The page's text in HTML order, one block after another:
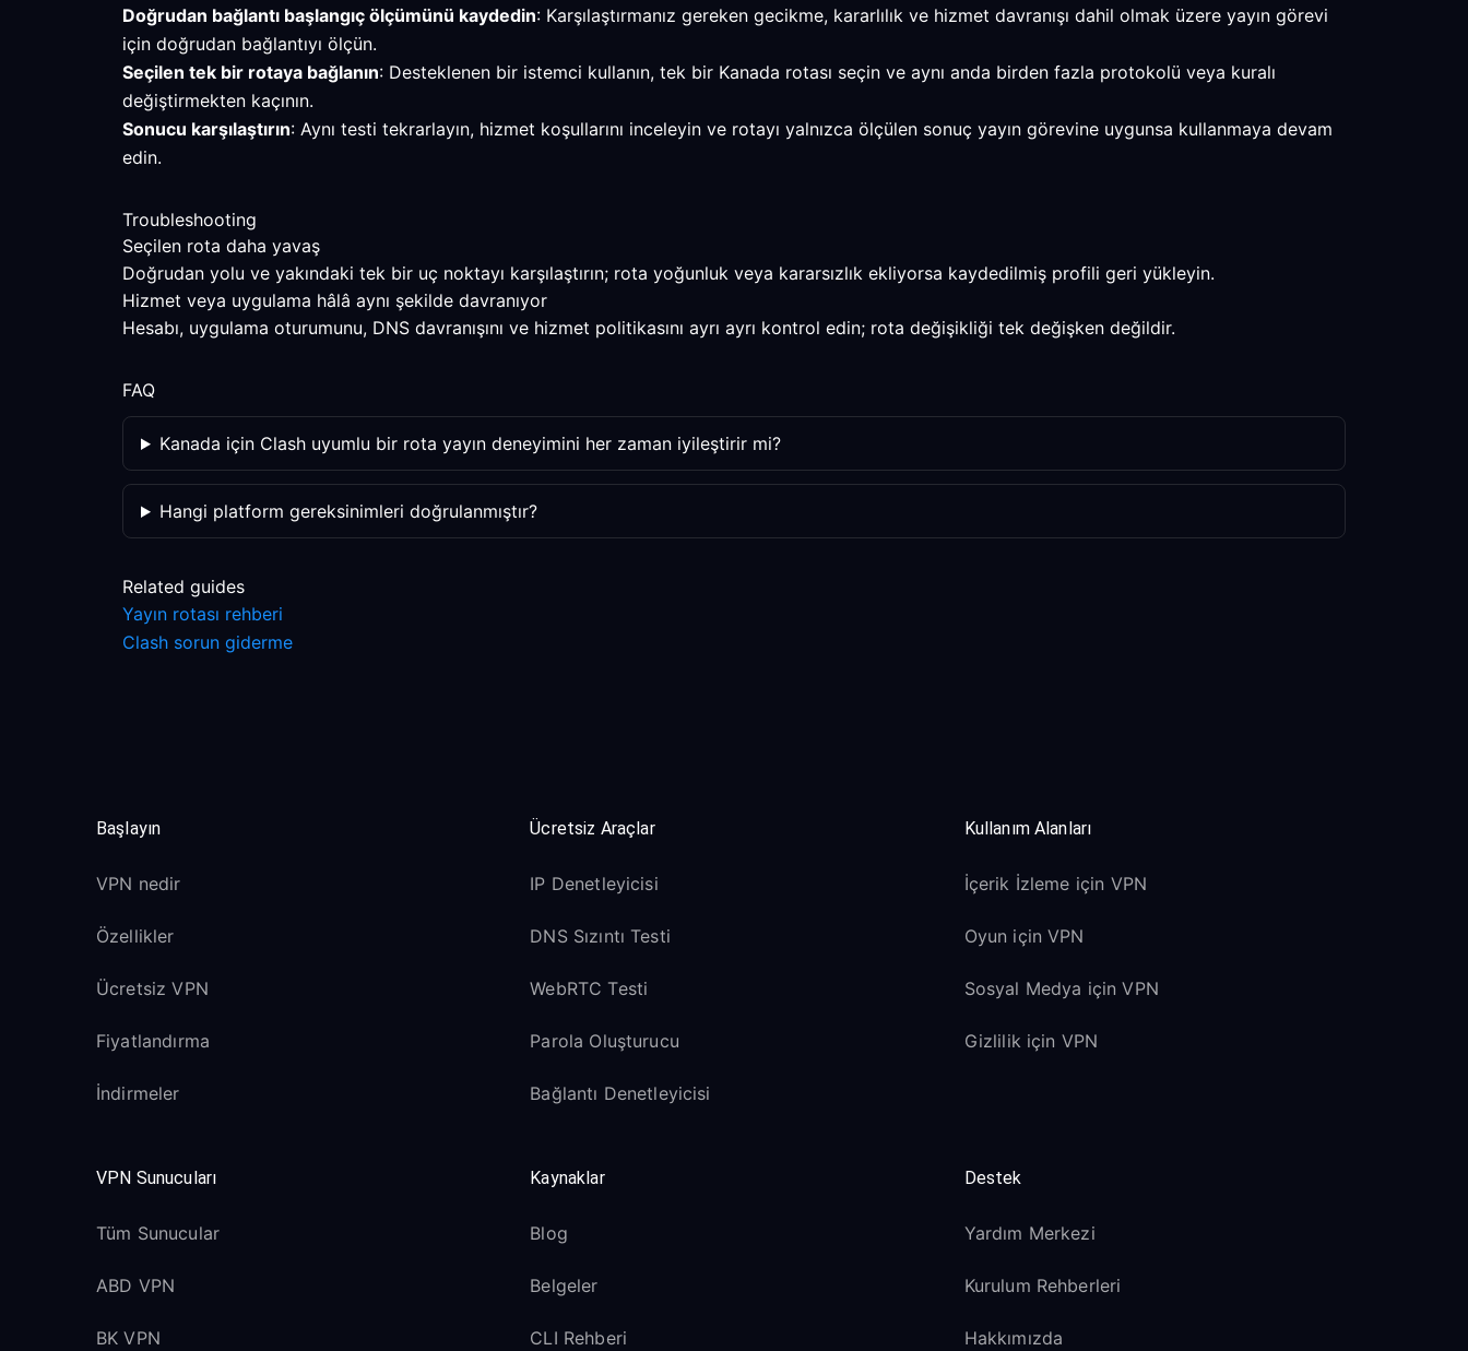
Doğrudan bağlantı başlangıç ölçümünü kaydedin: Karşılaştırmanız gereken gecikme, kararlılık ve hizmet davranışı dahil olmak üzere yayın görevi
için doğrudan bağlantıyı ölçün.
Seçilen tek bir rotaya bağlanın: Desteklenen bir istemci kullanın, tek bir Kanada rotası seçin ve aynı anda birden fazla protokolü veya kuralı
değiştirmekten kaçının.
Sonucu karşılaştırın: Aynı testi tekrarlayın, hizmet koşullarını inceleyin ve rotayı yalnızca ölçülen sonuç yayın görevine uygunsa kullanmaya devam
edin.
Troubleshooting
Seçilen rota daha yavaş
Doğrudan yolu ve yakındaki tek bir uç noktayı karşılaştırın; rota yoğunluk veya kararsızlık ekliyorsa kaydedilmiş profili geri yükleyin.
Hizmet veya uygulama hâlâ aynı şekilde davranıyor
Hesabı, uygulama oturumunu, DNS davranışını ve hizmet politikasını ayrı ayrı kontrol edin; rota değişikliği tek değişken değildir.
FAQ
Kanada için Clash uyumlu bir rota yayın deneyimini her zaman iyileştirir mi?
Hangi platform gereksinimleri doğrulanmıştır?
Related guides
Yayın rotası rehberi
Clash sorun giderme
Başlayın
VPN nedir
Özellikler
Ücretsiz VPN
Fiyatlandırma
İndirmeler
Ücretsiz Araçlar
IP Denetleyicisi
DNS Sızıntı Testi
WebRTC Testi
Parola Oluşturucu
Bağlantı Denetleyicisi
Kullanım Alanları
İçerik İzleme için VPN
Oyun için VPN
Sosyal Medya için VPN
Gizlilik için VPN
VPN Sunucuları
Tüm Sunucular
ABD VPN
BK VPN
Kaynaklar
Blog
Belgeler
CLI Rehberi
Destek
Yardım Merkezi
Kurulum Rehberleri
Hakkımızda